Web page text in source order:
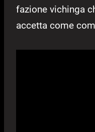
fazione vichinga
accetta come